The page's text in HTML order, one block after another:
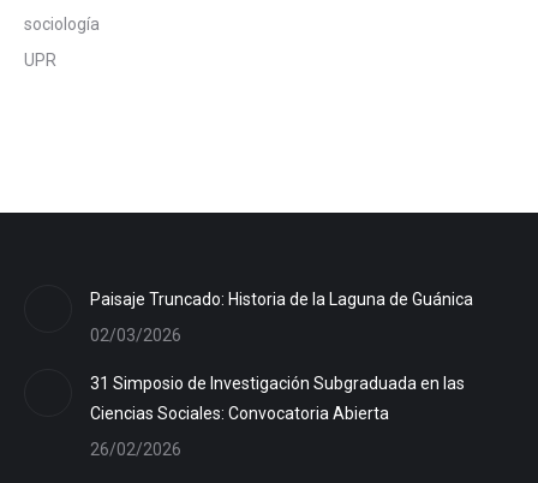
sociología
UPR
Paisaje Truncado: Historia de la Laguna de Guánica
02/03/2026
31 Simposio de Investigación Subgraduada en las
Ciencias Sociales: Convocatoria Abierta
26/02/2026